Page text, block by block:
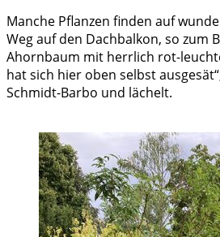
Manche Pflanzen finden auf
Weg auf den Dachbalkon, so zum
Ahornbaum mit herrlich rot-
hat sich hier oben selbst
Schmidt-Barbo und lächelt.